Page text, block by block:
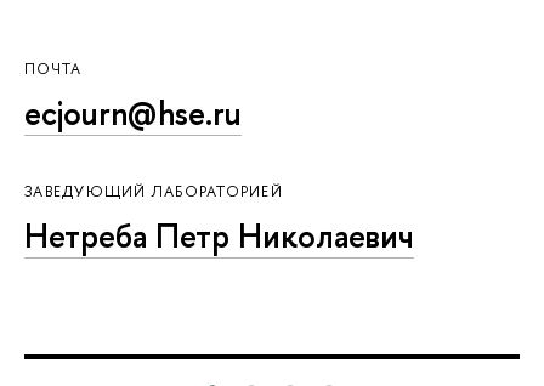
ПОЧТА
ecjourn@hse.ru
ЗАВЕДУЮЩИЙ ЛАБОРАТОРИЕЙ
Нетреба Петр Николаевич